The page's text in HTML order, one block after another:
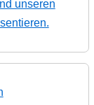
unseren